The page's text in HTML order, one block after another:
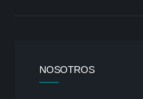
NOSOTROS